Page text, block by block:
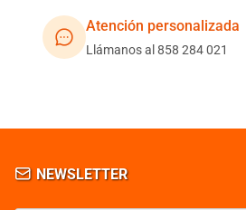
Atención personalizada
Llámanos al 858 284 021
NEWSLETTER